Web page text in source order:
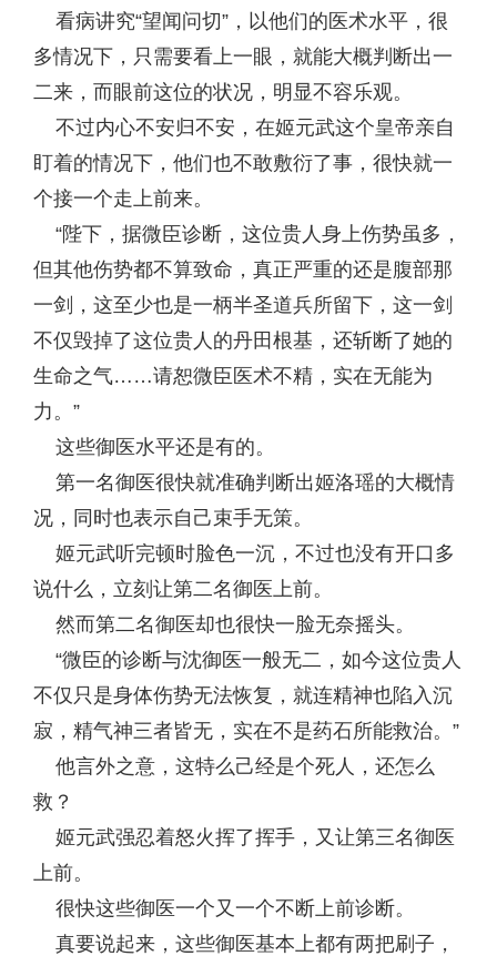
看病讲究“望闻问切”，以他们的医术水平，很
多情况下，只需要看上一眼，就能大概判断出一
二来，而眼前这位的状况，明显不容乐观。
不过内心不安归不安，在姬元武这个皇帝亲自
盯着的情况下，他们也不敢敷衍了事，很快就一
个接一个走上前来。
“陛下，据微臣诊断，这位贵人身上伤势虽多，
但其他伤势都不算致命，真正严重的还是腹部那
一剑，这至少也是一柄半圣道兵所留下，这一剑
不仅毁掉了这位贵人的丹田根基，还斩断了她的
生命之气……请恕微臣医术不精，实在无能为
力。”
这些御医水平还是有的。
第一名御医很快就准确判断出姬洛瑶的大概情
况，同时也表示自己束手无策。
姬元武听完顿时脸色一沉，不过也没有开口多
说什么，立刻让第二名御医上前。
然而第二名御医却也很快一脸无奈摇头。
“微臣的诊断与沈御医一般无二，如今这位贵人
不仅只是身体伤势无法恢复，就连精神也陷入沉
寂，精气神三者皆无，实在不是药石所能救治。”
他言外之意，这特么己经是个死人，还怎么
救？
姬元武强忍着怒火挥了挥手，又让第三名御医
上前。
很快这些御医一个又一个不断上前诊断。
真要说起来，这些御医基本上都有两把刷子，